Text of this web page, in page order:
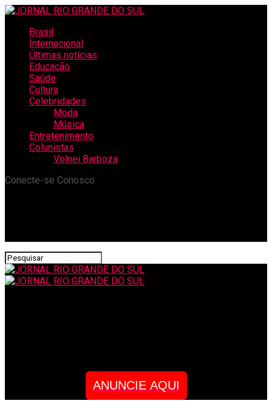
Brasil
Internacional
Últimas notícias
Educação
Saúde
Cultura
Celebridades
Moda
Música
Entretenimento
Colunistas
Volnei Barboza
Conecte-se Conosco
ANUNCIE AQUI